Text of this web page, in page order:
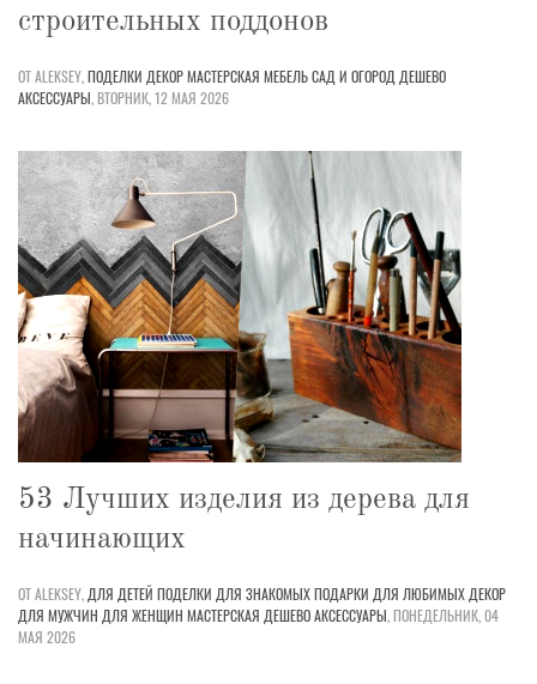
строительных поддонов
ОТ ALEKSEY,ПОДЕЛКИ ДЕКОРМАСТЕРСКАЯ МЕБЕЛЬСАД И ОГОРОД ДЕШЕВО
АКСЕССУАРЫ,ВТОРНИК, 12 МАЯ 2026
53 Лучших изделия из дерева для
начинающих
ОТ ALEKSEY, ДЛЯ ДЕТЕЙ ПОДЕЛКИ ДЛЯ ЗНАКОМЫХПОДАРКИ ДЛЯ ЛЮБИМЫХ ДЕКОР
ДЛЯ МУЖЧИН ДЛЯ ЖЕНЩИН МАСТЕРСКАЯ ДЕШЕВОАКСЕССУАРЫ,ПОНЕДЕЛЬНИК, 04
МАЯ 2026